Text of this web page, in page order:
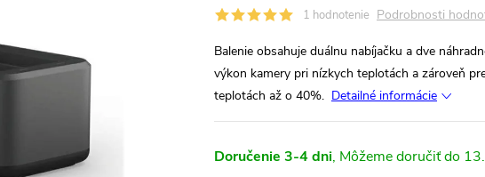
1 hodnotenie Podrobnosti
Balenie obsahuje duálnu nabíjačku a dve
výkon kamery pri nízkych teplotách a zároveň
teplotách až o 40%. Detailné informácie
Doručenie 3-4 dni